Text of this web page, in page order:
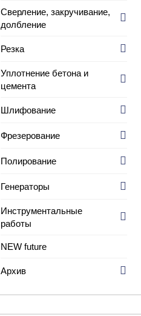
Сверление, закручивание,
долбление
Резка
Уплотнение бетона и
цемента
Шлифование
Фрезерование
Полирование
Генераторы
Инструментальные
работы
NEW future
Архив